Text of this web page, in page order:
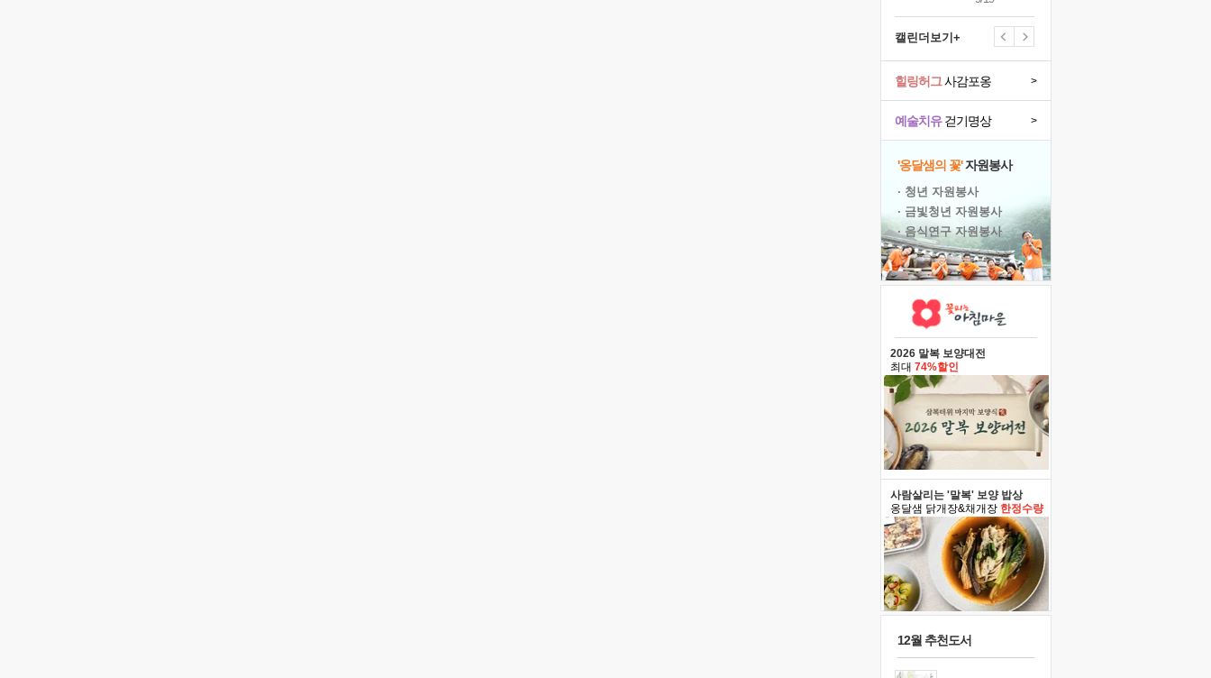
캘린더보기+
예술치유걷기명상 >
힐링허그사감포옹 >
'옹달샘의 꽃'자원봉사
· 청년 자원봉사
· 금빛청년 자원봉사
· 음식연구 자원봉사
2026 말복 보양대전
최대 74%할인
사람살리는 '말복' 보양 밥상
옹달샘 닭개장&채개장 한정수량
12월 추천도서